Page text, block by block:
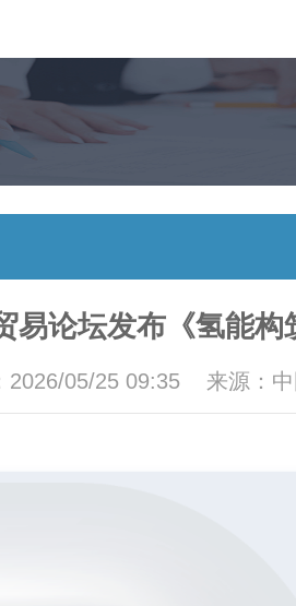
易论坛发布《氢能
2026/05/25 09:35 来源：中